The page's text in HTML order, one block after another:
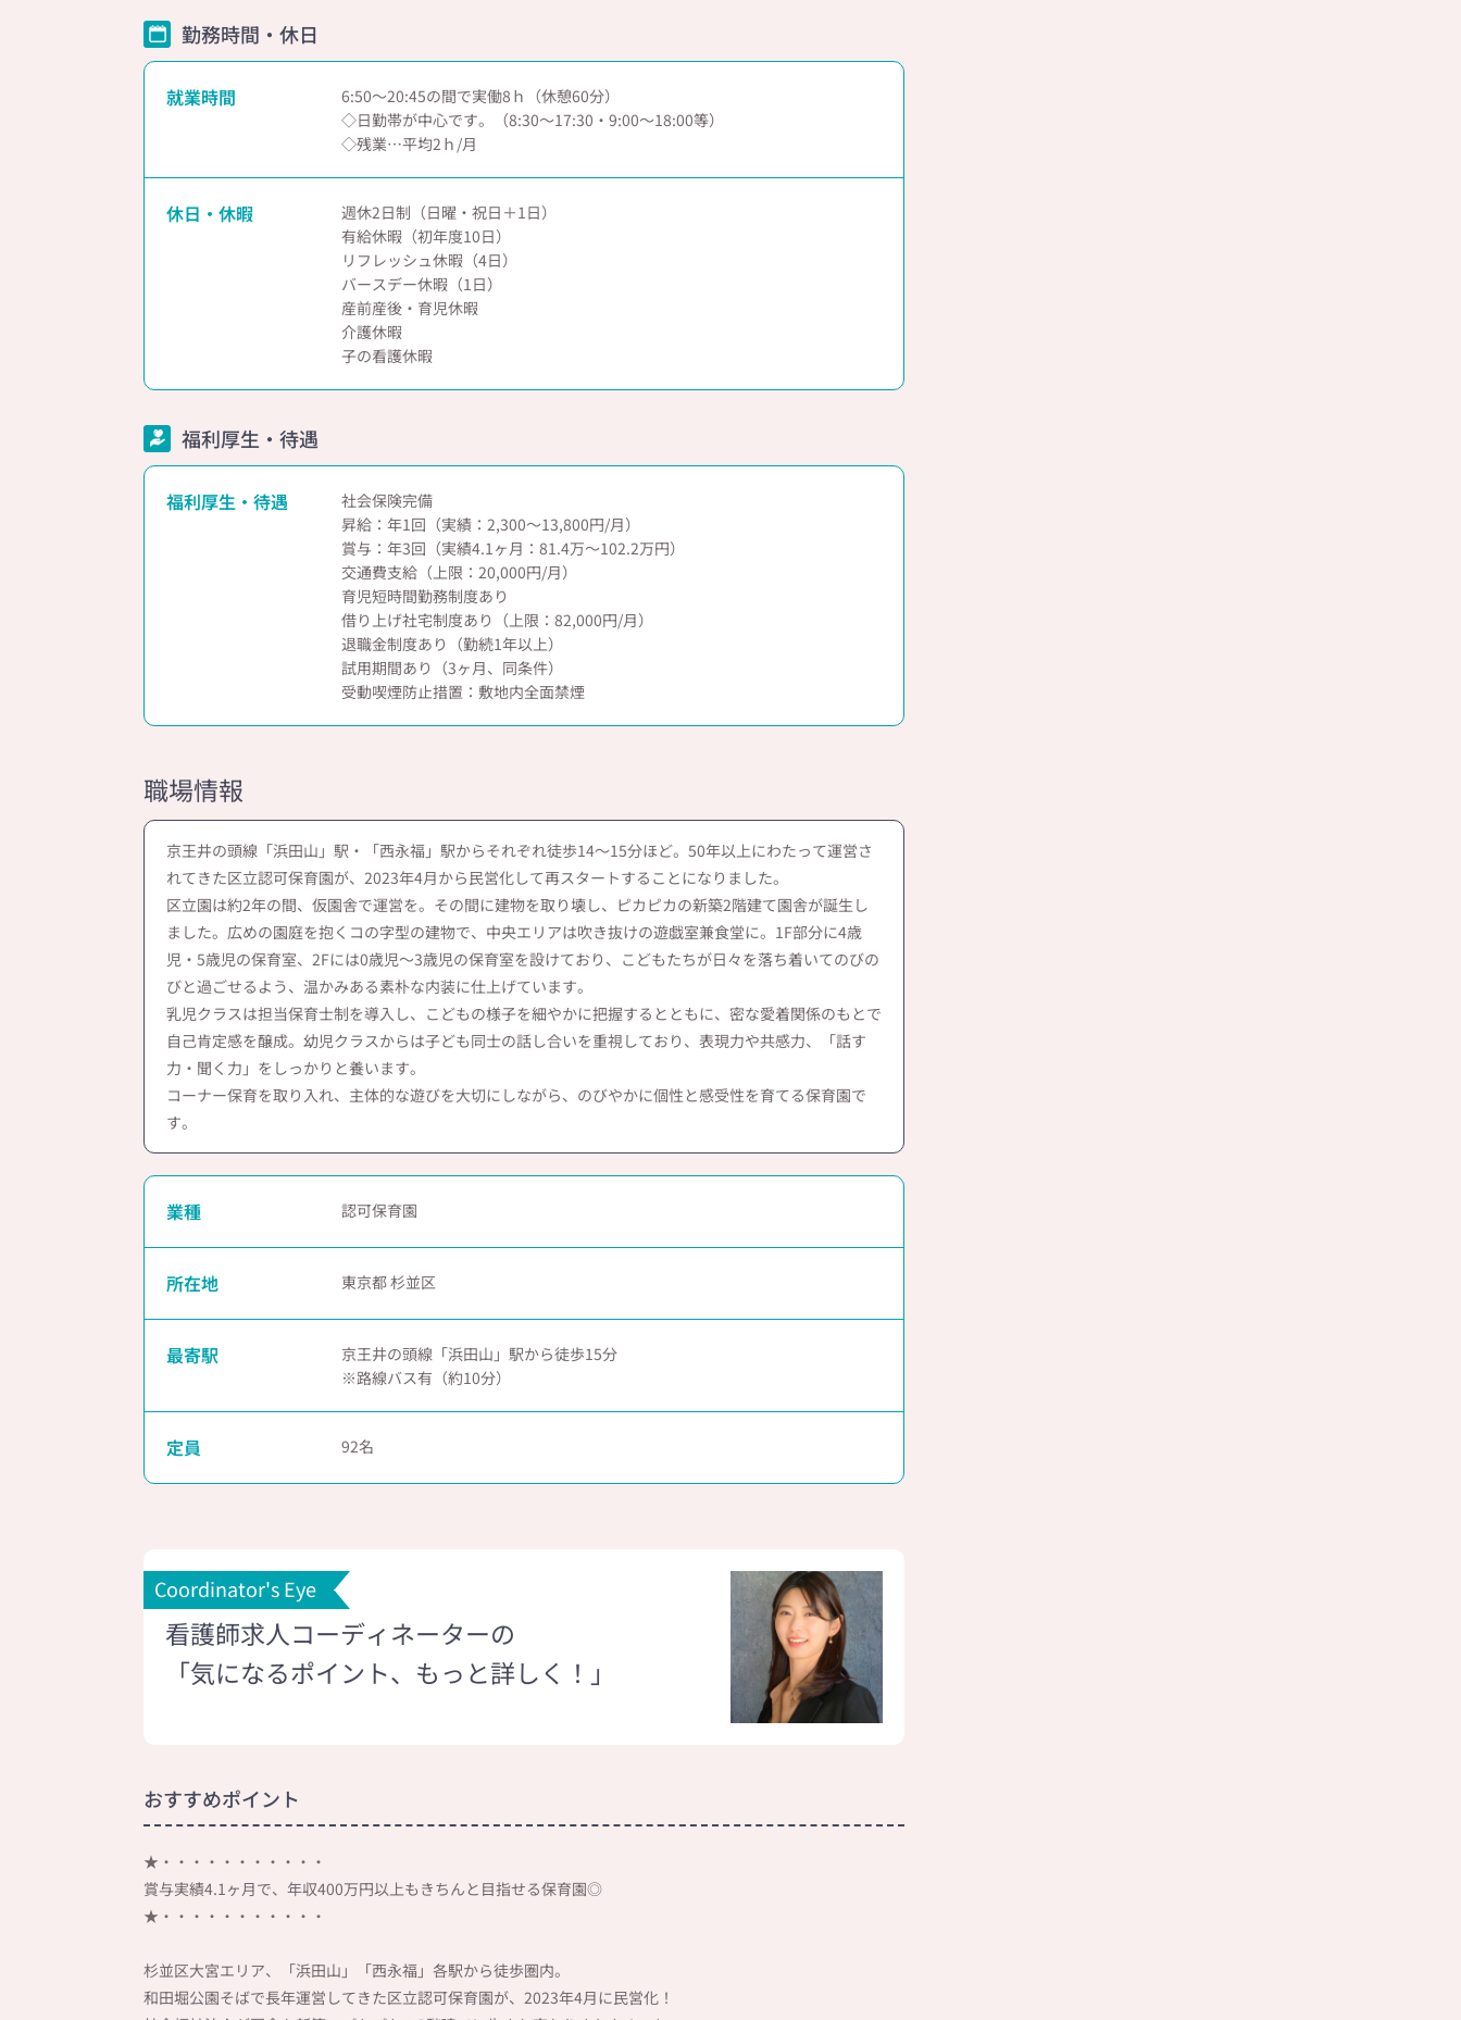
勤務時間・休日
就業時間
6:50～20:45の間で実働8ｈ（休憩60分）
◇日勤帯が中心です。（8:30～17:30・9:00～18:00等）
◇残業…平均2ｈ/月
休日・休暇
週休2日制（日曜・祝日＋1日）
有給休暇（初年度10日）
リフレッシュ休暇（4日）
バースデー休暇（1日）
産前産後・育児休暇
介護休暇
子の看護休暇
福利厚生・待遇
福利厚生・待遇
社会保険完備
昇給：年1回（実績：2,300～13,800円/月）
賞与：年3回（実績4.1ヶ月：81.4万～102.2万円）
交通費支給（上限：20,000円/月）
育児短時間勤務制度あり
借り上げ社宅制度あり（上限：82,000円/月）
退職金制度あり（勤続1年以上）
試用期間あり（3ヶ月、同条件）
受動喫煙防止措置：敷地内全面禁煙
職場情報
京王井の頭線「浜田山」駅・「西永福」駅からそれぞれ徒歩14～15分ほど。50年以上にわたって運営さ
れてきた区立認可保育園が、2023年4月から民営化して再スタートすることになりました。
区立園は約2年の間、仮園舎で運営を。その間に建物を取り壊し、ピカピカの新築2階建て園舎が誕生し
ました。広めの園庭を抱くコの字型の建物で、中央エリアは吹き抜けの遊戯室兼食堂に。1F部分に4歳
児・5歳児の保育室、2Fには0歳児～3歳児の保育室を設けており、こどもたちが日々を落ち着いてのびの
びと過ごせるよう、温かみある素朴な内装に仕上げています。
乳児クラスは担当保育士制を導入し、こどもの様子を細やかに把握するとともに、密な愛着関係のもとで
自己肯定感を醸成。幼児クラスからは子ども同士の話し合いを重視しており、表現力や共感力、「話す
力・聞く力」をしっかりと養います。
コーナー保育を取り入れ、主体的な遊びを大切にしながら、のびやかに個性と感受性を育てる保育園で
す。
業種 認可保育園
所在地 東京都 杉並区
最寄駅
京王井の頭線「浜田山」駅から徒歩15分
※路線バス有（約10分）
定員 92
Coordinator's Eye
看護師求人コーディネーターの
「気になるポイント、もっと詳しく！」
おすすめポイント
★・・・・・・・・・・・
賞与実績4.1ヶ月で、年収400万円以上もきちんと目指せる保育園◎
★・・・・・・・・・・・
杉並区大宮エリア、「浜田山」「西永福」各駅から徒歩圏内。
和田堀公園そばで長年運営してきた区立認可保育園が、2023年4月に民営化！